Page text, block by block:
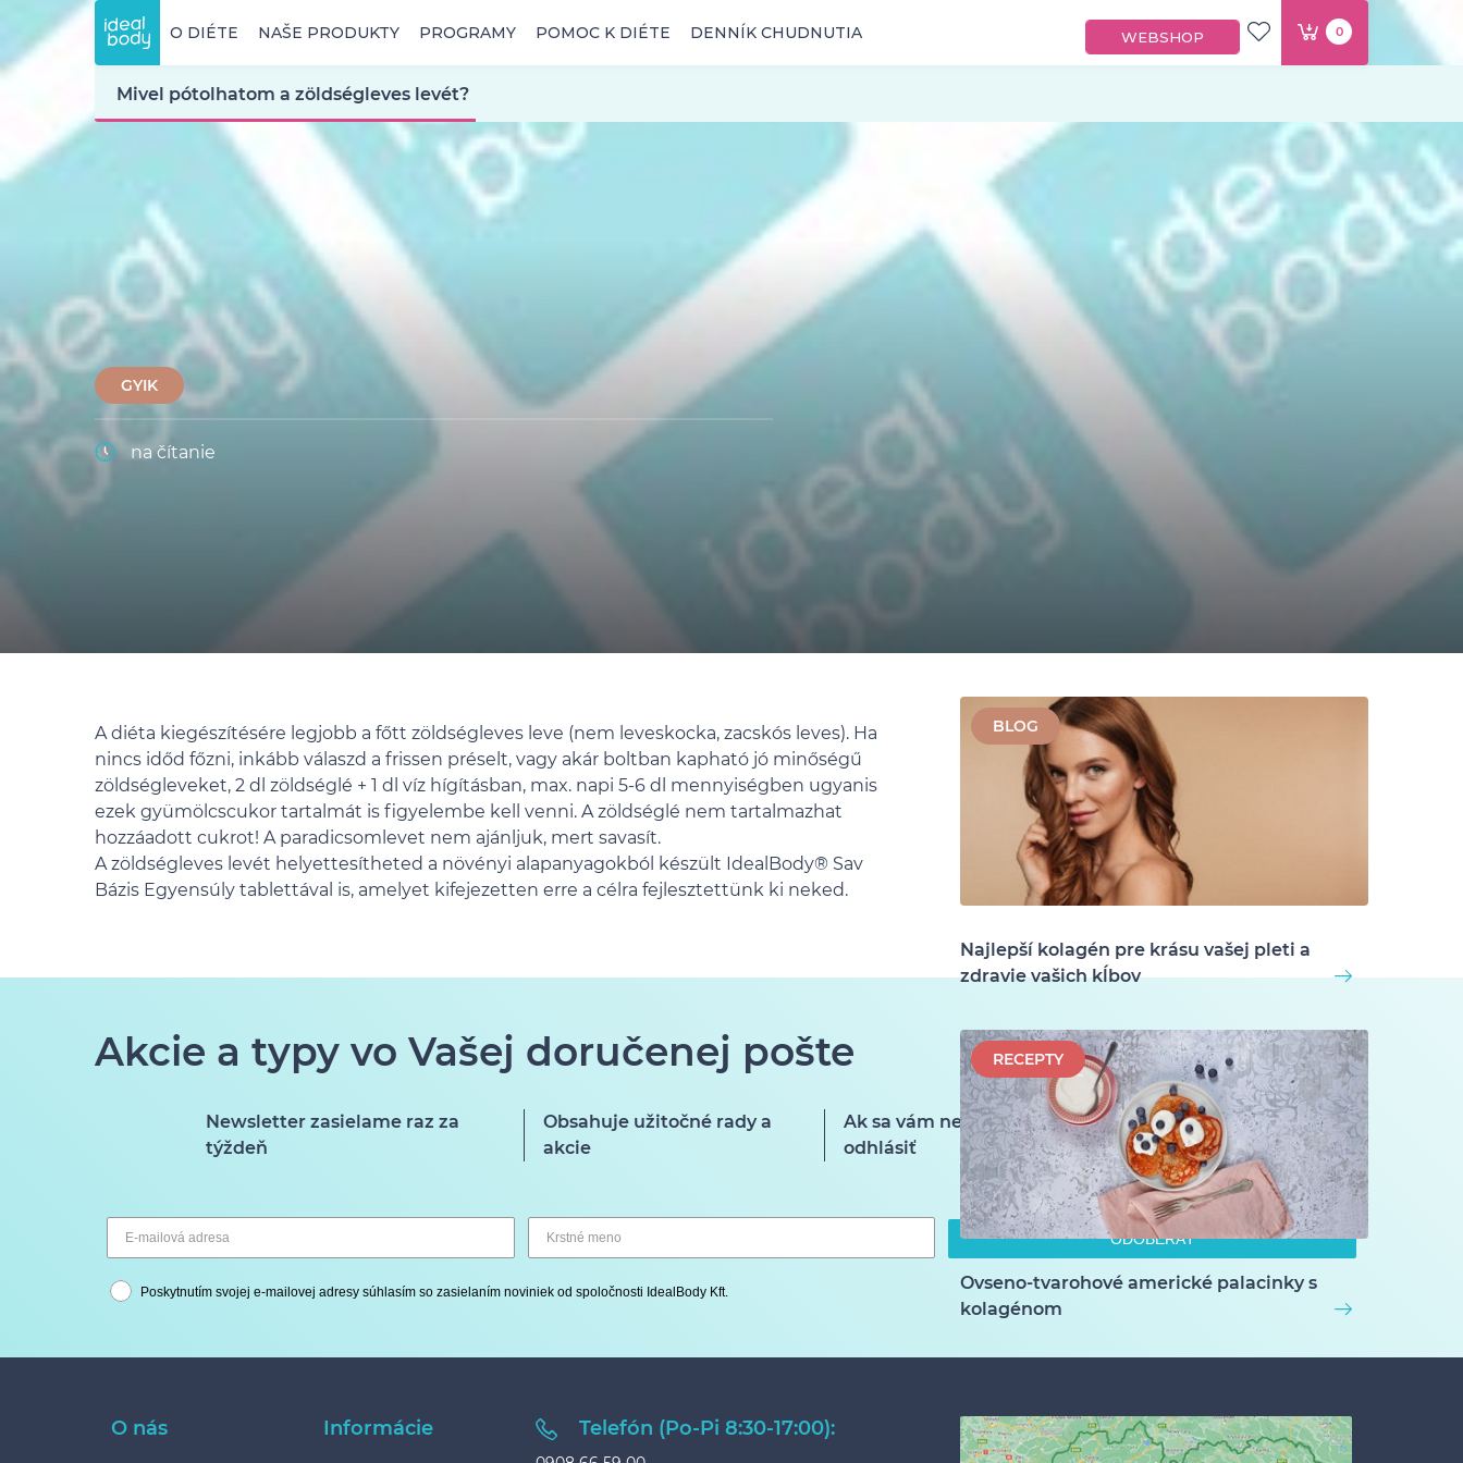
WEBSHOP
O DIÉTE NAŠE PRODUKTY PROGRAMY POMOC K DIÉTE DENNÍK CHUDNUTIA 0
GYIK
Mivel pótolhatom a zöldségleves levét?
na čítanie
A diéta kiegészítésére legjobb a főtt zöldségleves leve (nem leveskocka, zacskós leves). Ha
nincs időd főzni, inkább válaszd a frissen préselt, vagy akár boltban kapható jó minőségű
zöldségleveket, 2 dl zöldséglé + 1 dl víz hígításban, max. napi 5-6 dl mennyiségben ugyanis
ezek gyümölcscukor tartalmát is figyelembe kell venni. A zöldséglé nem tartalmazhat
hozzáadott cukrot! A paradicsomlevet nem ajánljuk, mert savasít.
A zöldségleves levét helyettesítheted a növényi alapanyagokból készült IdealBody® Sav
Bázis Egyensúly tablettával is, amelyet kifejezetten erre a célra fejlesztettünk ki neked.
BLOG
Najlepší kolagén pre krásu vašej pleti a
zdravie vašich kĺbov
RECEPTY
Ovseno-tvarohové americké palacinky s
kolagénom
Akcie a typy vo Vašej doručenej pošte
Newsletter zasielame raz za
týždeň
Obsahuje užitočné rady a
akcie
Ak sa vám nepáči, môžete sa kedykoľvek
odhlásiť
ODOBERAŤ
Poskytnutím svojej e-mailovej adresy súhlasím so zasielaním noviniek od spoločnosti IdealBody Kft.
O nás Informácie Telefón (Po-Pi 8:30-17:00):